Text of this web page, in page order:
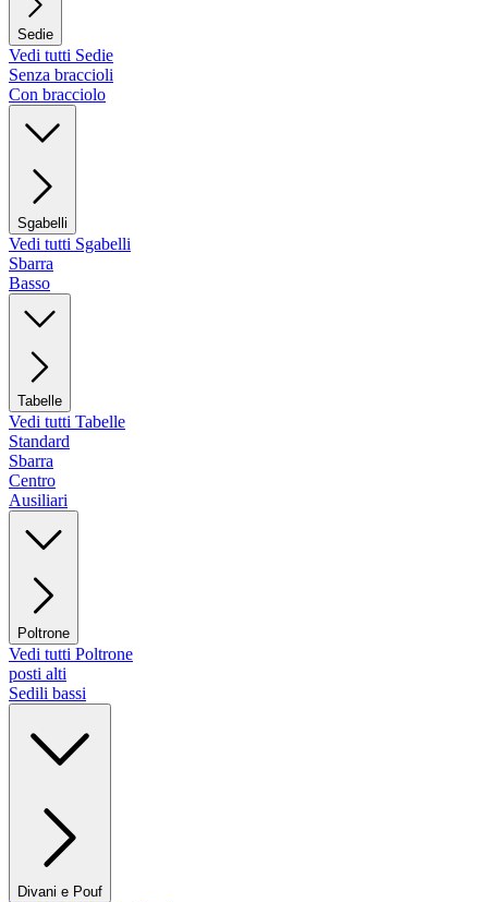
Sedie
Vedi tutti Sedie
Senza braccioli
Con bracciolo
Sgabelli
Vedi tutti Sgabelli
Sbarra
Basso
Tabelle
Vedi tutti Tabelle
Standard
Sbarra
Centro
Ausiliari
Poltrone
Vedi tutti Poltrone
posti alti
Sedili bassi
Divani e Pouf